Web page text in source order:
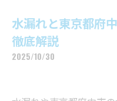
水漏れと東京都府
徹底解説
2025/10/30